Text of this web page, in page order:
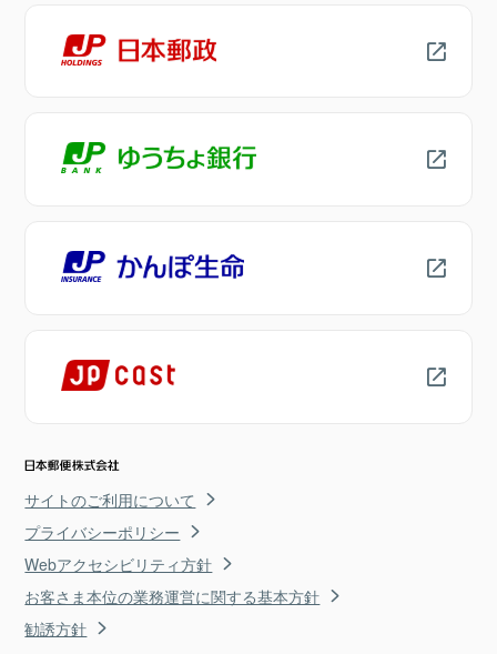
サイトのご利用について
プライバシーポリシー
Webアクセシビリティ方針
お客さま本位の業務運営に関する基本方針
勧誘方針